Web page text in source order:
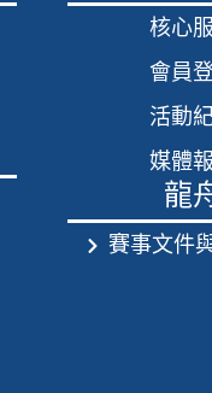
核心
會員
活動
媒體
龍
賽事文件